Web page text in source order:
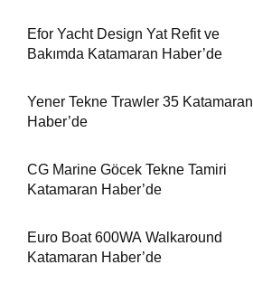
Efor Yacht Design Yat Refit ve
Bakımda Katamaran Haber’de
Yener Tekne Trawler 35 Katamaran
Haber’de
CG Marine Göcek Tekne Tamiri
Katamaran Haber’de
Euro Boat 600WA Walkaround
Katamaran Haber’de